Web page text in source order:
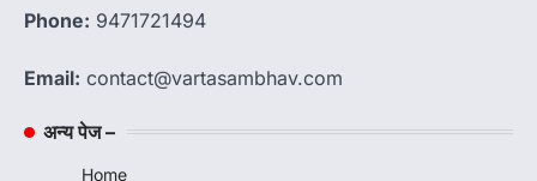
Phone: 9471721494
Email: contact@vartasambhav.com
अन्य पेज –
Home